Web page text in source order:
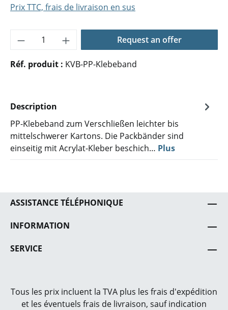
Prix TTC, frais de livraison en sus
Quantité de produit : Entrez la
Request an offer
Réf. produit : KVB-PP-Klebeband
Description
PP-Klebeband zum Verschließen leichter bis
mittelschwerer Kartons. Die Packbänder sind
einseitig mit Acrylat-Kleber beschich… Plus
ASSISTANCE TÉLÉPHONIQUE
INFORMATION
SERVICE
Tous les prix incluent la TVA plus les frais d'expédition
et les éventuels frais de livraison, sauf indication